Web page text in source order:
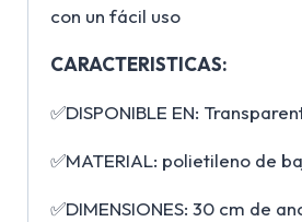
con un fácil uso
CARACTERISTICAS:
✅DISPONIBLE EN:
✅MATERIAL: polietileno de
✅DIMENSIONES: 30 cm de